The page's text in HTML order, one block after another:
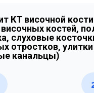
КТ височной кости
костей,
слуховые
отростков, улитки
канальцы)